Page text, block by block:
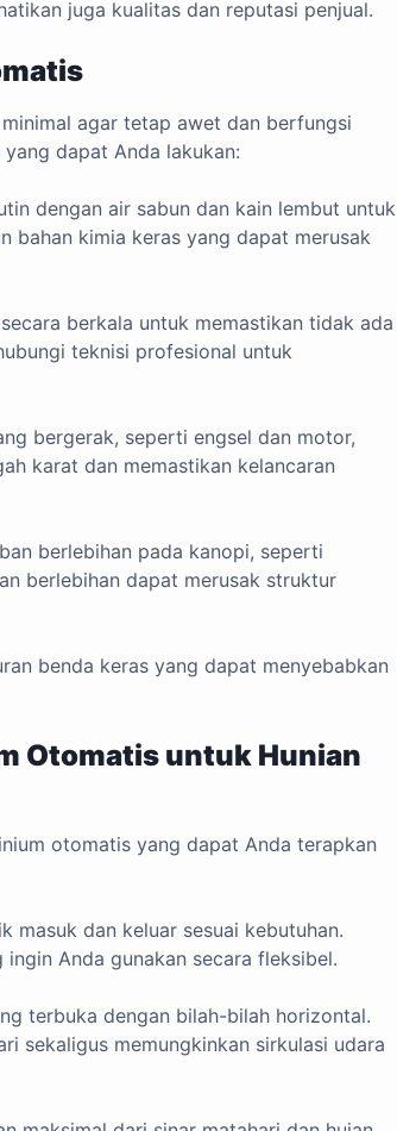
juga kualitas dan reputasi penjual.
agar tetap awet dan berfungsi
dapat Anda lakukan:
dengan air sabun dan kain lembut untuk
bahan kimia keras yang dapat merusak
berkala untuk memastikan tidak ada
teknisi profesional untuk
bergerak, seperti engsel dan motor,
karat dan memastikan kelancaran
berlebihan pada kanopi, seperti
berlebihan dapat merusak struktur
benda keras yang dapat menyebabkan
Otomatis untuk Hunian
otomatis yang dapat Anda terapkan
masuk dan keluar sesuai kebutuhan.
Anda gunakan secara fleksibel.
terbuka dengan bilah-bilah horizontal.
sekaligus memungkinkan sirkulasi udara